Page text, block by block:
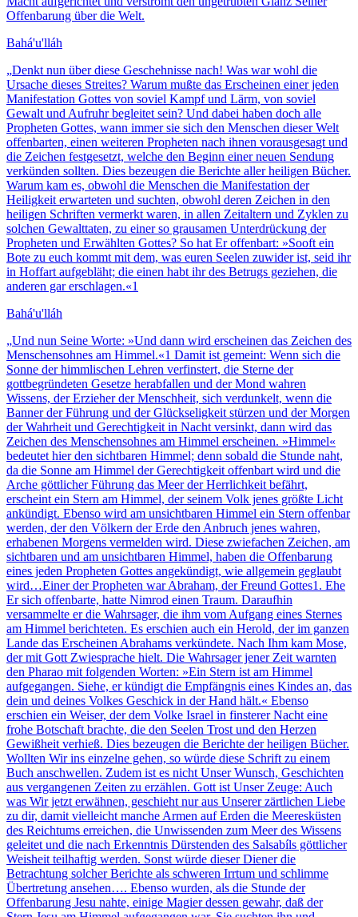
Offenbarung über die Welt.
Bahá'u'lláh
„Denkt nun über diese Geschehnisse nach! Was war wohl die
Ursache dieses Streites? Warum mußte das Erscheinen einer jeden
Manifestation Gottes von soviel Kampf und Lärm, von soviel
Gewalt und Aufruhr begleitet sein? Und dabei haben doch alle
Propheten Gottes, wann immer sie sich den Menschen dieser Welt
offenbarten, einen weiteren Propheten nach ihnen vorausgesagt und
die Zeichen festgesetzt, welche den Beginn einer neuen Sendung
verkünden sollten. Dies bezeugen die Berichte aller heiligen Bücher.
Warum kam es, obwohl die Menschen die Manifestation der
Heiligkeit erwarteten und suchten, obwohl deren Zeichen in den
heiligen Schriften vermerkt waren, in allen Zeitaltern und Zyklen zu
solchen Gewalttaten, zu einer so grausamen Unterdrückung der
Propheten und Erwählten Gottes? So hat Er offenbart: »Sooft ein
Bote zu euch kommt mit dem, was euren Seelen zuwider ist, seid ihr
in Hoffart aufgebläht; die einen habt ihr des Betrugs geziehen, die
anderen gar erschlagen.«1
Bahá'u'lláh
„Und nun Seine Worte: »Und dann wird erscheinen das Zeichen des
Menschensohnes am Himmel.«1 Damit ist gemeint: Wenn sich die
Sonne der himmlischen Lehren verfinstert, die Sterne der
gottbegründeten Gesetze herabfallen und der Mond wahren
Wissens, der Erzieher der Menschheit, sich verdunkelt, wenn die
Banner der Führung und der Glückseligkeit stürzen und der Morgen
der Wahrheit und Gerechtigkeit in Nacht versinkt, dann wird das
Zeichen des Menschensohnes am Himmel erscheinen. »Himmel«
bedeutet hier den sichtbaren Himmel; denn sobald die Stunde naht,
da die Sonne am Himmel der Gerechtigkeit offenbart wird und die
Arche göttlicher Führung das Meer der Herrlichkeit befährt,
erscheint ein Stern am Himmel, der seinem Volk jenes größte Licht
ankündigt. Ebenso wird am unsichtbaren Himmel ein Stern offenbar
werden, der den Völkern der Erde den Anbruch jenes wahren,
erhabenen Morgens vermelden wird. Diese zwiefachen Zeichen, am
sichtbaren und am unsichtbaren Himmel, haben die Offenbarung
eines jeden Propheten Gottes angekündigt, wie allgemein geglaubt
wird…Einer der Propheten war Abraham, der Freund Gottes1. Ehe
Er sich offenbarte, hatte Nimrod einen Traum. Daraufhin
versammelte er die Wahrsager, die ihm vom Aufgang eines Sternes
am Himmel berichteten. Es erschien auch ein Herold, der im ganzen
Lande das Erscheinen Abrahams verkündete. Nach Ihm kam Mose,
der mit Gott Zwiesprache hielt. Die Wahrsager jener Zeit warnten
den Pharao mit folgenden Worten: »Ein Stern ist am Himmel
aufgegangen. Siehe, er kündigt die Empfängnis eines Kindes an, das
dein und deines Volkes Geschick in der Hand hält.« Ebenso
erschien ein Weiser, der dem Volke Israel in finsterer Nacht eine
frohe Botschaft brachte, die den Seelen Trost und den Herzen
Gewißheit verhieß. Dies bezeugen die Berichte der heiligen Bücher.
Wollten Wir ins einzelne gehen, so würde diese Schrift zu einem
Buch anschwellen. Zudem ist es nicht Unser Wunsch, Geschichten
aus vergangenen Zeiten zu erzählen. Gott ist Unser Zeuge: Auch
was Wir jetzt erwähnen, geschieht nur aus Unserer zärtlichen Liebe
zu dir, damit vielleicht manche Armen auf Erden die Meeresküsten
des Reichtums erreichen, die Unwissenden zum Meer des Wissens
geleitet und die nach Erkenntnis Dürstenden des Salsabíls göttlicher
Weisheit teilhaftig werden. Sonst würde dieser Diener die
Betrachtung solcher Berichte als schweren Irrtum und schlimme
Übertretung ansehen…. Ebenso wurden, als die Stunde der
Offenbarung Jesu nahte, einige Magier dessen gewahr, daß der